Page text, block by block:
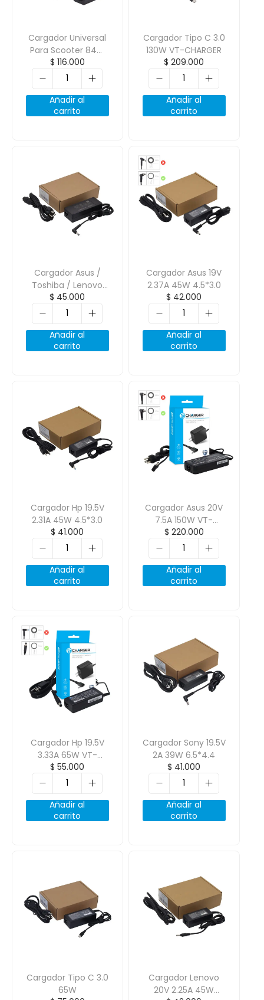
Cargador Universal
Para Scooter 84W
VT-CHARGER
$ 116.000
Añadir al
carrito
Cargador Tipo C 3.0
130W VT-CHARGER
$ 209.000
Añadir al
carrito
Cargador Asus /
Toshiba / Lenovo
19V 4.74A 90W
5.5*2.5
$ 45.000
Añadir al
carrito
Cargador Asus 19V
2.37A 45W 4.5*3.0
$ 42.000
Añadir al
carrito
Cargador Hp 19.5V
2.31A 45W 4.5*3.0
$ 41.000
Añadir al
carrito
Cargador Asus 20V
7.5A 150W VT-
CHARGER 4.5*3.0
$ 220.000
Añadir al
carrito
Cargador Hp 19.5V
3.33A 65W VT-
CHARGER 7.4*5.0
$ 55.000
Añadir al
carrito
Cargador Sony 19.5V
2A 39W 6.5*4.4
$ 41.000
Añadir al
carrito
Cargador Tipo C 3.0
65W
Cargador Lenovo
20V 2.25A 45W